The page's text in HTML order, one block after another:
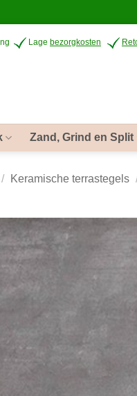
Lage bezorgkosten
Zand, Grind en Split
/ Keramische terrastegels